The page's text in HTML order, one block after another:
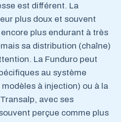
est différent. La
plus doux et souvent
plus endurant à très
sa distribution (chaîne)
La Funduro peut
au système
modèles à injection) ou à la
avec ses
perçue comme plus